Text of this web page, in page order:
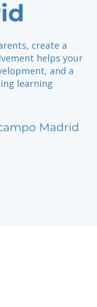
create a
helps your
and a
learning
Madrid